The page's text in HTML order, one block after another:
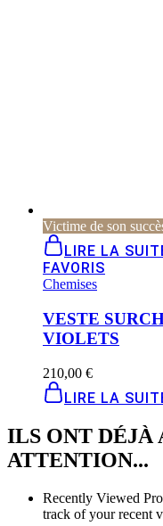
Victime de son
LIRE LA
FAVORIS
Chemises
VESTE
VIOLETS
210,00 €
LIRE LA
ILS ONT DÉJÀ
ATTENTION...
Recently Viewed
track of your recent